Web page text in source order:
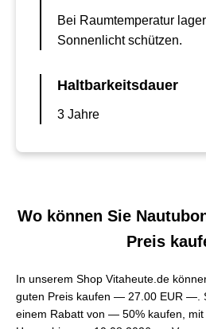
Bei Raumtemperatur
Sonnenlicht schützen.
Haltbarkeitsdauer
3 Jahre
Wo können Sie
Preis
In unserem Shop Vitaheute.de
guten Preis kaufen — 27.00 EUR —
einem Rabatt von — 50% kaufen,